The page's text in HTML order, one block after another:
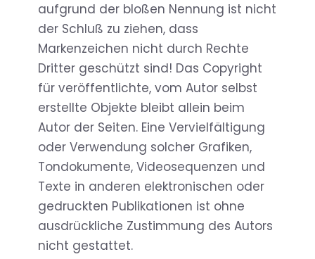
aufgrund der bloßen Nennung ist nicht
der Schluß zu ziehen, dass
Markenzeichen nicht durch Rechte
Dritter geschützt sind! Das Copyright
für veröffentlichte, vom Autor selbst
erstellte Objekte bleibt allein beim
Autor der Seiten. Eine Vervielfältigung
oder Verwendung solcher Grafiken,
Tondokumente, Videosequenzen und
Texte in anderen elektronischen oder
gedruckten Publikationen ist ohne
ausdrückliche Zustimmung des Autors
nicht gestattet.